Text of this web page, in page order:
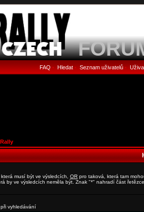
FAQ • Hledat• Seznam uživatelů•
musí být ve výsledcích, OR pro taková, která tam
by ve výsledcích neměla být. Znak "*" nahradí část
vyhledávání